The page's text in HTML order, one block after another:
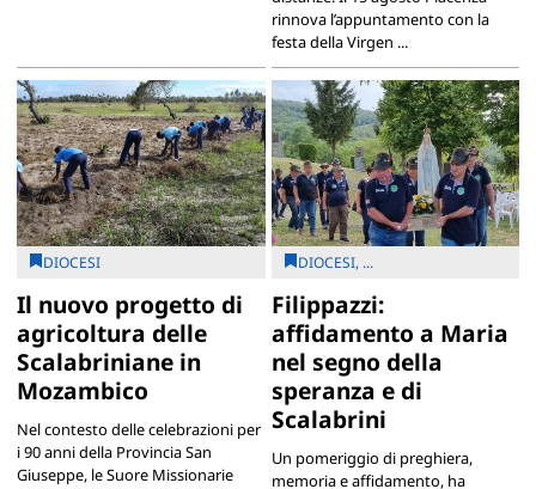
rinnova l’appuntamento con la
festa della Virgen ...
DIOCESI
Il nuovo progetto di
agricoltura delle
Scalabriniane in
Mozambico
Nel contesto delle celebrazioni per
i 90 anni della Provincia San
Giuseppe, le Suore Missionarie
DIOCESI, ...
Filippazzi:
affidamento a Maria
nel segno della
speranza e di
Scalabrini
Un pomeriggio di preghiera,
memoria e affidamento, ha